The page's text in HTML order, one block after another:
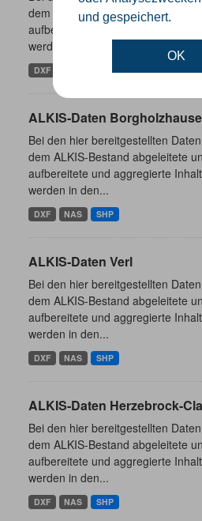
und gespeichert.
OK
dem ALKIS-Bestand abgeleitete
aufbereitete und aggregierte
werden in den...
DXF SHP
ALKIS-Daten
Bei den hier bereitgestellten
dem ALKIS-Bestand abgeleitete
aufbereitete und aggregierte
werden in den...
DXF NAS SHP
ALKIS-Daten Verl
Bei den hier bereitgestellten
dem ALKIS-Bestand abgeleitete
aufbereitete und aggregierte
werden in den...
DXF NAS SHP
ALKIS-Daten Herzebrock-
Bei den hier bereitgestellten
dem ALKIS-Bestand abgeleitete
aufbereitete und aggregierte
werden in den...
DXF NAS SHP